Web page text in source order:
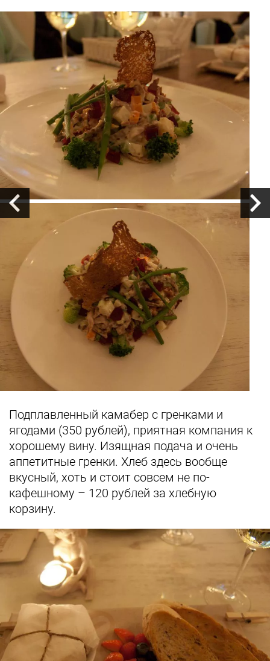
Подплавленный камабер с гренками и
ягодами (350 рублей), приятная компания к
хорошему вину. Изящная подача и очень
аппетитные гренки. Хлеб здесь вообще
вкусный, хоть и стоит совсем не по-
кафешному – 120 рублей за хлебную
корзину.